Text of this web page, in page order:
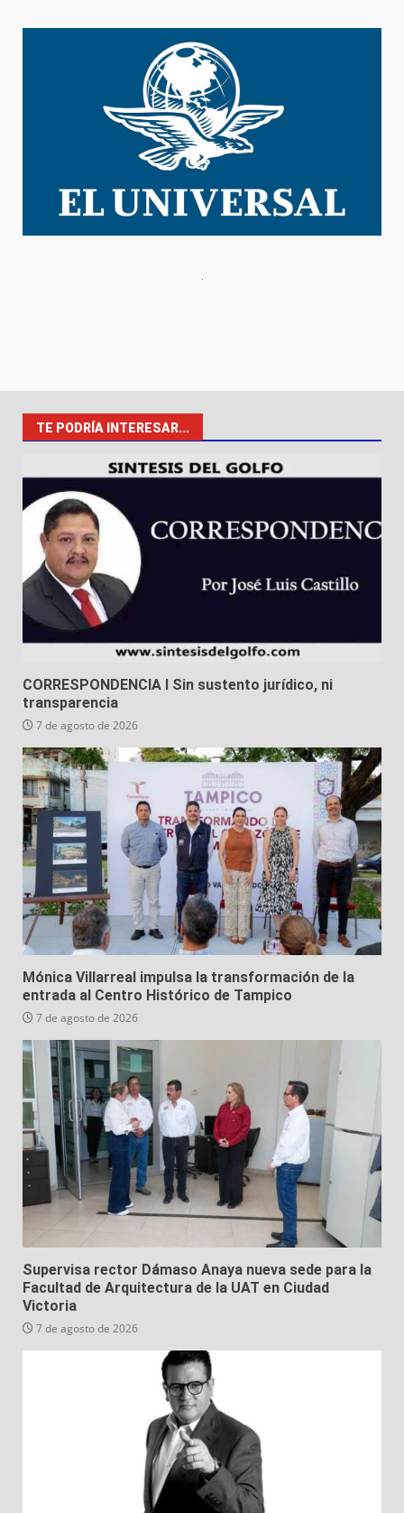
TE PODRÍA INTERESAR...
CORRESPONDENCIA I Sin sustento jurídico, ni
transparencia
7 de agosto de 2026
Mónica Villarreal impulsa la transformación de la
entrada al Centro Histórico de Tampico
7 de agosto de 2026
Supervisa rector Dámaso Anaya nueva sede para la
Facultad de Arquitectura de la UAT en Ciudad
Victoria
7 de agosto de 2026